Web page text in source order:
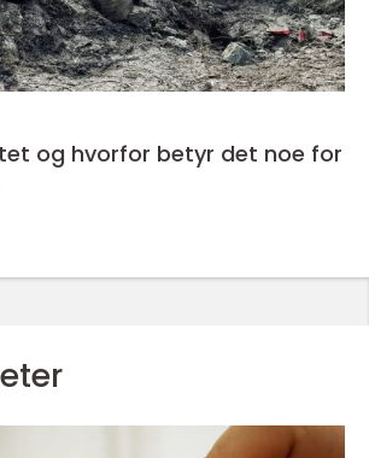
og hvorfor betyr det noe for